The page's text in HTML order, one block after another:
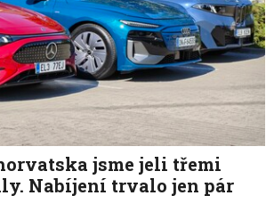
jsme jeli třemi
Nabíjení trvalo jen pár